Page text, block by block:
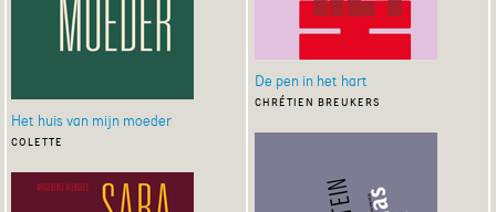
Het huis van mijn moeder
colette
De pen in het hart
chrétien breukers